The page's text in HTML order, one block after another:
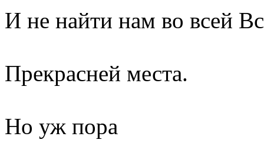
И не найти нам во всей
Прекрасней места.
Но уж пора